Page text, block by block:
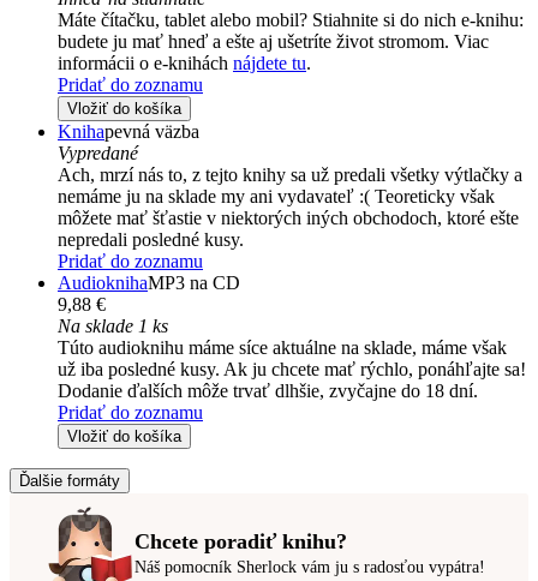
Máte čítačku, tablet alebo mobil? Stiahnite si do nich e-knihu:
budete ju mať hneď a ešte aj ušetríte život stromom. Viac
informácii o e-knihách nájdete tu.
Pridať do zoznamu
Vložiť do košíka
Knihapevná väzba
Vypredané
Ach, mrzí nás to, z tejto knihy sa už predali všetky výtlačky a
nemáme ju na sklade my ani vydavateľ :( Teoreticky však
môžete mať šťastie v niektorých iných obchodoch, ktoré ešte
nepredali posledné kusy.
Pridať do zoznamu
AudioknihaMP3 na CD
9,88 €
Na sklade 1 ks
Túto audioknihu máme síce aktuálne na sklade, máme však
už iba posledné kusy. Ak ju chcete mať rýchlo, ponáhľajte sa!
Dodanie ďalších môže trvať dlhšie, zvyčajne do 18 dní.
Pridať do zoznamu
Vložiť do košíka
Ďalšie formáty
Chcete poradiť knihu?
Náš pomocník Sherlock vám ju s radosťou vypátra!